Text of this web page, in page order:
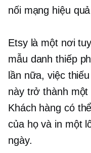
nối mạng hiệu
Etsy là một nơi
mẫu danh thiếp
lần nữa, việc
này trở thành một
Khách hàng có
của họ và in một
ngày.